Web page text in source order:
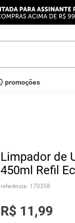
promoções
Limpador de
450ml Refil
referência: 170358
R$ 11,99